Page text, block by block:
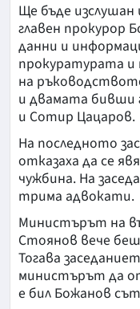
Ще бъде
главен прокурор
данни и
прокуратурата
на
и двамата бивши
и Сотир Цацаров.
На последното
отказаха да се
чужбина. На
трима адвокати.
Министърът на
Стоянов вече
Тогава
министърът да
е бил Божанов